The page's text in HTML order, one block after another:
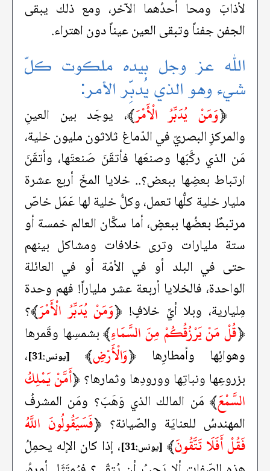
لأذابَ ومحا أحدُهما الآخر، ومع ذلك يبقى
الجفن جفناً وتبقى العين عيناً دون اهتراء.
الله عز وجل بيده ملكوت كلّ
شيء وهو الذي يُدبِّر الأمر:
﴿وَمَنْ يُدَبِّرُ الْأَمْرَ﴾، يوجَد بين العينِ
والمركزِ البصريّ في الدّماغ ثلاثون مليون خلية،
مَن الذي ركَّبَها وصنعَها فأتقَنَ صَنعتَها، وأتقَنَ
ارتباط بعضِها ببعض؟.. خلايا المخّ أربع عشرة
مليار خلية كلُّها تعمل، وكلُّ خلية لها عَمَل خاصّ
مرتبطٌ بعضُها ببعضٍ، أما سكَّان العالم خمسة أو
ستة مليارات وترى خلافات ومشاكل بينهم
حتى في البلد أو في الأمّة أو في العائلة
الواحدة، فالخلايا أربعة عشر ملياراً! فهم وحدة
مِليارية، وبلا أيِّ خلافٍ! ﴿وَمَنْ يُدَبِّرُ الْأَمْرَ﴾؟
﴿قُلْ مَنْ يَرْزُقُكُمْ مِنَ السَّمَاءِ﴾بشمسِها وقَمرها
وهوائِها وأمطارِها ﴿وَالْأَرْضِ﴾ [يونس:31]
،
بزروعِها ونباتِها وورودِها وثمارها؟ ﴿أَمَّنْ يَمْلِكُ
السَّمْعَ﴾ مَن المالك الذي وَهَبَ؟ ومَن المشرفُ
المهندسُ للعنايَة والصّيانة؟ ﴿فَسَيَقُولُونَ اللَّهُ
فَقُلْ أَفَلَا تَتَّقُونَ﴾ [يونس:31]
، إذا كان الإله يحمِلُ